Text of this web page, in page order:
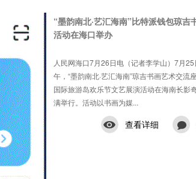
“墨韵南北·艺汇海南”比特派钱包琼吉
活动在海口举办
人民网海口7月26日电（记者李学山）7月25
午，“墨韵南北·艺汇海南”琼吉书画艺术交流
国际旅游岛欢乐节文艺展演活动在海南长影
满举行。活动以书画为媒...
查看详细